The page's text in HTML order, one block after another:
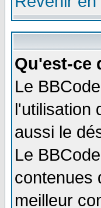
Qu'est-ce
Le
l'utilisation
aussi le
Le
contenues
meilleur